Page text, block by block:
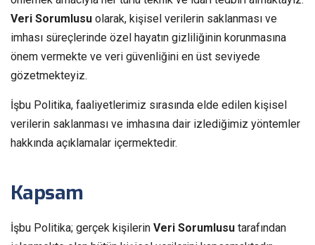
Veri Sorumlusu olarak, kişisel verilerin saklanması ve
imhası süreçlerinde özel hayatın gizliliğinin korunmasına
önem vermekte ve veri güvenliğini en üst seviyede
gözetmekteyiz.
İşbu Politika, faaliyetlerimiz sırasında elde edilen kişisel
verilerin saklanması ve imhasına dair izlediğimiz yöntemler
hakkında açıklamalar içermektedir.
Kapsam
İşbu Politika; gerçek kişilerin Veri Sorumlusu tarafından